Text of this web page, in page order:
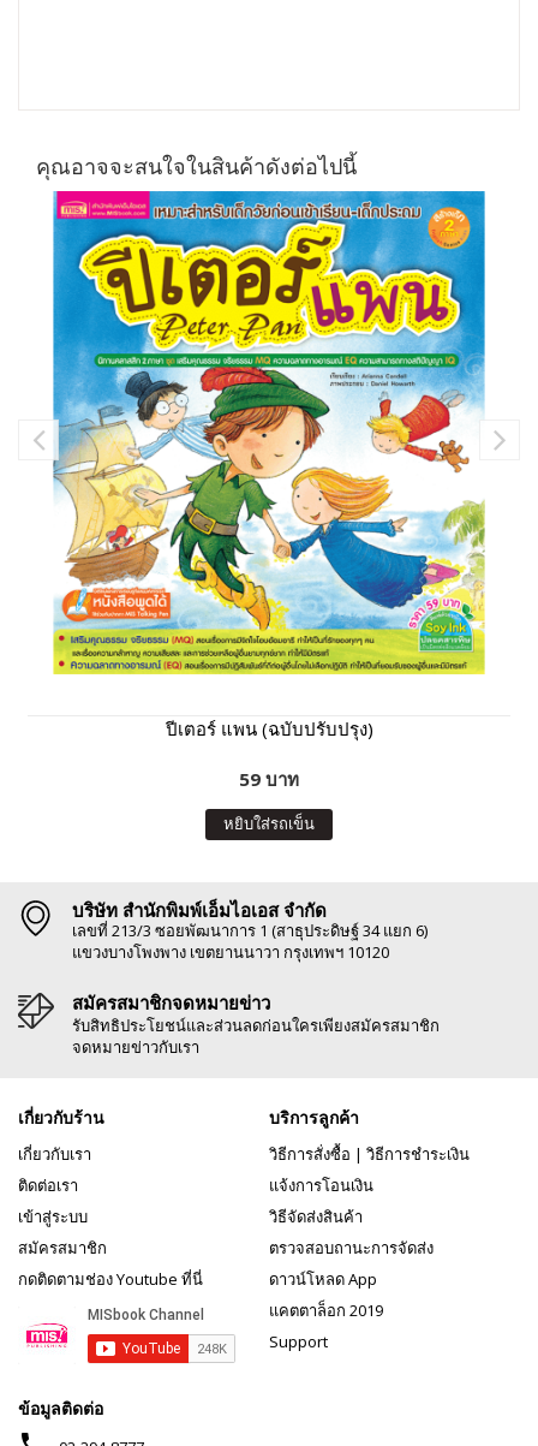
คุณอาจจะสนใจในสินค้าดังต่อไปนี้
ปีเตอร์ แพน (ฉบับปรับปรุง)
59 บาท
หยิบใส่รถเข็น
บริษัท สำนักพิมพ์เอ็มไอเอส จำกัด
เลขที่ 213/3 ซอยพัฒนาการ 1 (สาธุประดิษฐ์ 34 แยก 6)
แขวงบางโพงพาง เขตยานนาวา กรุงเทพฯ 10120
สมัครสมาชิกจดหมายข่าว
รับสิทธิประโยชน์และส่วนลดก่อนใครเพียงสมัครสมาชิก
จดหมายข่าวกับเรา
เกี่ยวกับร้าน
เกี่ยวกับเรา
ติดต่อเรา
เข้าสู่ระบบ
สมัครสมาชิก
กดติดตามช่อง Youtube ที่นี่
บริการลูกค้า
วิธีการสั่งซื้อ | วิธีการชำระเงิน
แจ้งการโอนเงิน
วิธีจัดส่งสินค้า
ตรวจสอบถานะการจัดส่ง
ดาวน์โหลด App
แคตตาล็อก 2019
Support
ข้อมูลติดต่อ